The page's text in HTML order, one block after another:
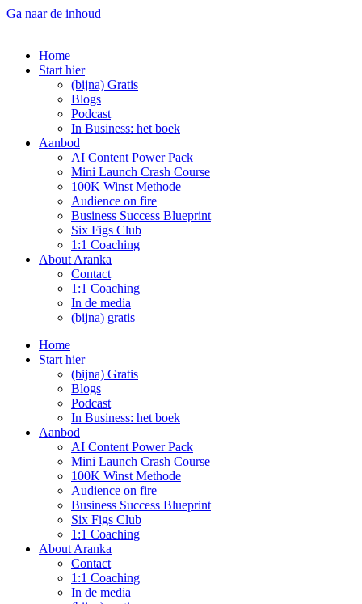
Ga naar de inhoud
Home
Start hier
(bijna) Gratis
Blogs
Podcast
In Business: het boek
Aanbod
AI Content Power Pack
Mini Launch Crash Course
100K Winst Methode
Audience on fire
Business Success Blueprint
Six Figs Club
1:1 Coaching
About Aranka
Contact
1:1 Coaching
In de media
(bijna) gratis
Home
Start hier
(bijna) Gratis
Blogs
Podcast
In Business: het boek
Aanbod
AI Content Power Pack
Mini Launch Crash Course
100K Winst Methode
Audience on fire
Business Success Blueprint
Six Figs Club
1:1 Coaching
About Aranka
Contact
1:1 Coaching
In de media